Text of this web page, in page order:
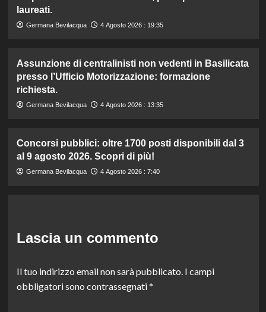
laureati.
Germana Bevilacqua 4 Agosto 2026 : 19:35
Assunzione di centralinisti non vedenti in Basilicata
presso l’Ufficio Motorizzazione: formazione
richiesta.
Germana Bevilacqua 4 Agosto 2026 : 13:35
Concorsi pubblici: oltre 1700 posti disponibili dal 3
al 9 agosto 2026. Scopri di più!
Germana Bevilacqua 4 Agosto 2026 : 7:40
Lascia un commento
Il tuo indirizzo email non sarà pubblicato. I campi
obbligatori sono contrassegnati*